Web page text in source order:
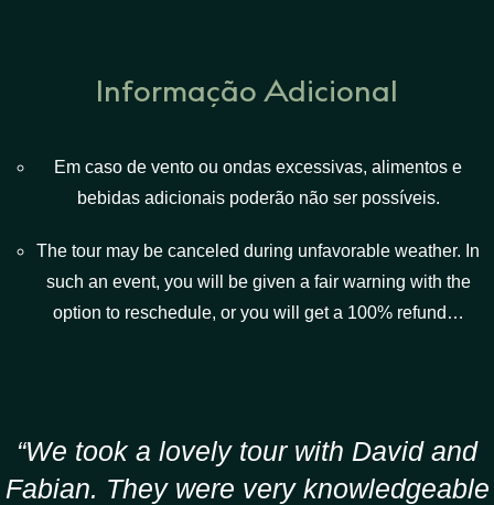
Informação Adicional
Em caso de vento ou ondas excessivas, alimentos e
bebidas adicionais poderão não ser possíveis.
The tour may be canceled during unfavorable weather. In
such an event, you will be given a fair warning with the
option to reschedule, or you will get a 100% refund…
“We took a lovely tour with David and
Fabian. They were very knowledgeable